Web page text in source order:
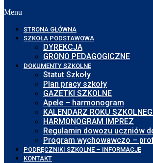
Menu
STRONA GŁÓWNA
SZKOŁA PODSTAWOWA
DYREKCJA
GRONO PEDAGOGICZNE
DOKUMENTY SZKOLNE
Statut Szkoły
Plan pracy szkoły
GAZETKI SZKOLNE
Apele – harmonogram
KALENDARZ ROKU
HARMONOGRAM IMPREZ
Regulamin dowozu uczniów
Program wychowawczo –
PODRĘCZNIKI SZKOLNE – INFORMACJE
KONTAKT